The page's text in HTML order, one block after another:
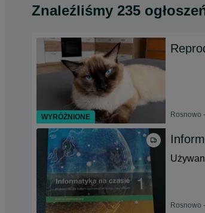
Znaleźliśmy 235
Rosnowo
Rosnowo
WYRÓŻNIONE